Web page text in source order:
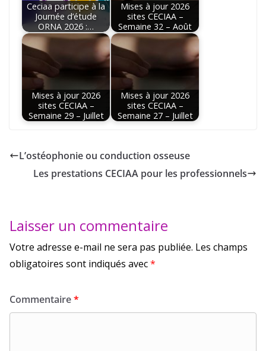
Ceciaa participe à la
Journée d’étude
ORNA 2026 :…
Mises à jour 2026
sites CECIAA –
Semaine 32 – Août
Mises à jour 2026
sites CECIAA –
Semaine 29 – Juillet
Mises à jour 2026
sites CECIAA –
Semaine 27 – Juillet
L’ostéophonie ou conduction osseuse
Les prestations CECIAA pour les professionnels
Laisser un commentaire
Votre adresse e-mail ne sera pas publiée. Les champs
obligatoires sont indiqués avec*
Commentaire*